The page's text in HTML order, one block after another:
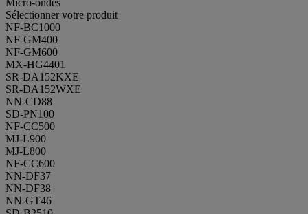
Micro-ondes
Sélectionner votre produit
NF-BC1000
NF-GM400
NF-GM600
MX-HG4401
SR-DA152KXE
SR-DA152WXE
NN-CD88
SD-PN100
NF-CC500
MJ-L900
MJ-L800
NF-CC600
NN-DF37
NN-DF38
NN-GT46